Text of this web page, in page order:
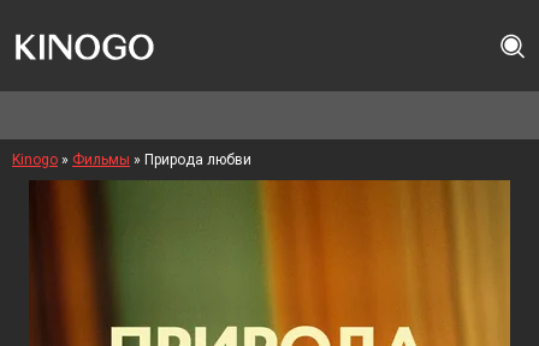
Kinogo » Фильмы » Природа любви